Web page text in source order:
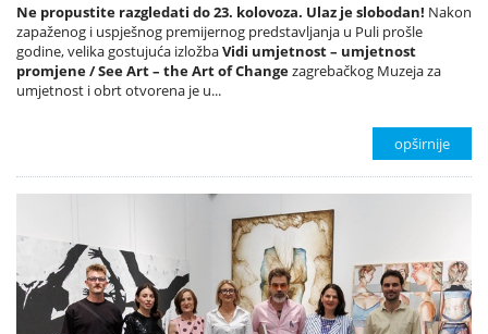
Ne propustite razgledati do 23. kolovoza. Ulaz je slobodan! Nakon
zapaženog i uspješnog premijernog predstavljanja u Puli prošle
godine, velika gostujuća izložbaVidi umjetnost – umjetnost
promjene / See Art – the Art of Changezagrebačkog Muzeja za
umjetnost i obrt otvorena je u...
opširnije